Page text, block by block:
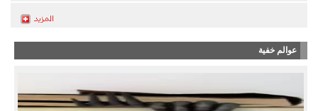
عوالم خفية